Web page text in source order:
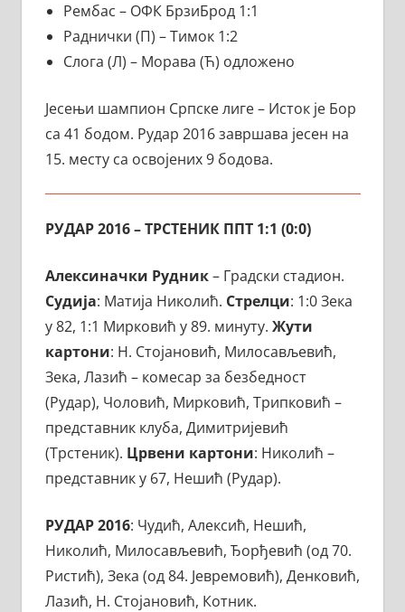
Рембас – ОФК БрзиБрод 1:1
Раднички (П) – Тимок 1:2
Слога (Л) – Морава (Ћ) одложено
Јесењи шампион Српске лиге – Исток је Бор
са 41 бодом. Рудар 2016 завршава јесен на
15. месту са освојених 9 бодова.
РУДАР 2016 – ТРСТЕНИК ППТ 1:1 (0:0)
Алексиначки Рудник– Градски стадион.
Судија: Матија Николић. Стрелци: 1:0 Зека
у 82, 1:1 Мирковић у 89. минуту. Жути
картони: Н. Стојановић, Милосављевић,
Зека, Лазић – комесар за безбедност
(Рудар), Чоловић, Мирковић, Трипковић –
представник клуба, Димитријевић
(Трстеник). Црвени картони: Николић –
представник у 67, Нешић (Рудар).
РУДАР2016: Чудић, Алексић, Нешић,
Николић, Милосављевић, Ђорђевић (од 70.
Ристић), Зека (од 84. Јевремовић), Денковић,
Лазић, Н. Стојановић, Котник.